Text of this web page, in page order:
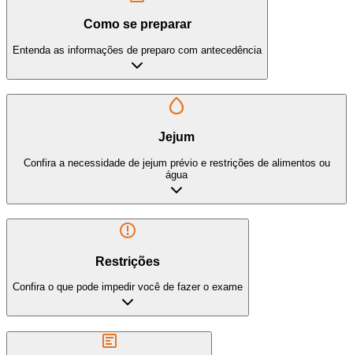
Como se preparar
Entenda as informações de preparo com antecedência
Jejum
Confira a necessidade de jejum prévio e restrições de alimentos ou
água
Restrições
Confira o que pode impedir você de fazer o exame